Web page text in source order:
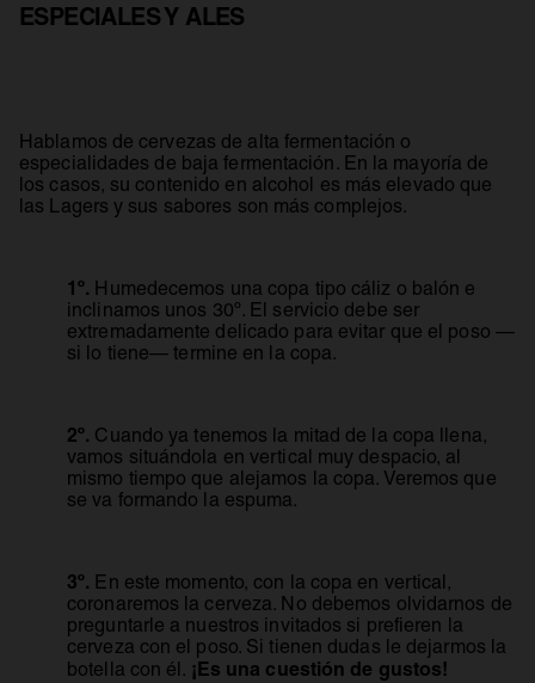
ESPECIALES Y ALES
Hablamos de cervezas de alta fermentación o
especialidades de baja fermentación. En la mayoría de
los casos, su contenido en alcohol es más elevado que
las Lagers y sus sabores son más complejos.
1º. Humedecemos una copa tipo cáliz o balón e
inclinamos unos 30º. El servicio debe ser
extremadamente delicado para evitar que el poso —
si lo tiene— termine en la copa.
2º. Cuando ya tenemos la mitad de la copa llena,
vamos situándola en vertical muy despacio, al
mismo tiempo que alejamos la copa. Veremos que
se va formando la espuma.
3º. En este momento, con la copa en vertical,
coronaremos la cerveza. No debemos olvidarnos de
preguntarle a nuestros invitados si prefieren la
cerveza con el poso. Si tienen dudas le dejarmos la
botella con él. ¡Es una cuestión de gustos!